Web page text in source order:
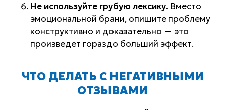
Не используйте грубую лексику. Вместо
эмоциональной брани, опишите проблему
конструктивно и доказательно — это
произведет гораздо больший эффект.
ЧТО ДЕЛАТЬ С НЕГАТИВНЫМИ
ОТЗЫВАМИ